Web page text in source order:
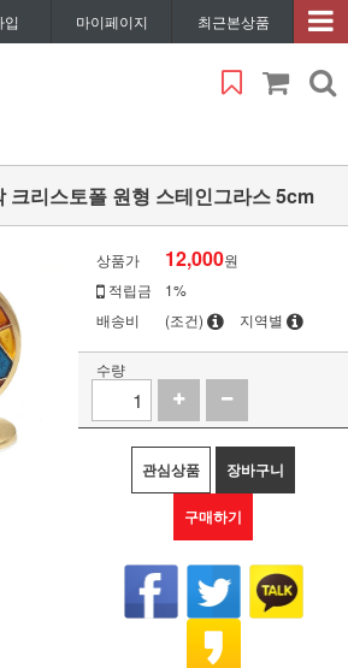
입 마이페이지 최근본상품
크리스토폴 원형 스테인그라스 5cm
상품가 12,000원
적립금
1%
배송비
(조건) 지역별
수량
관심상품 장바구니
구매하기